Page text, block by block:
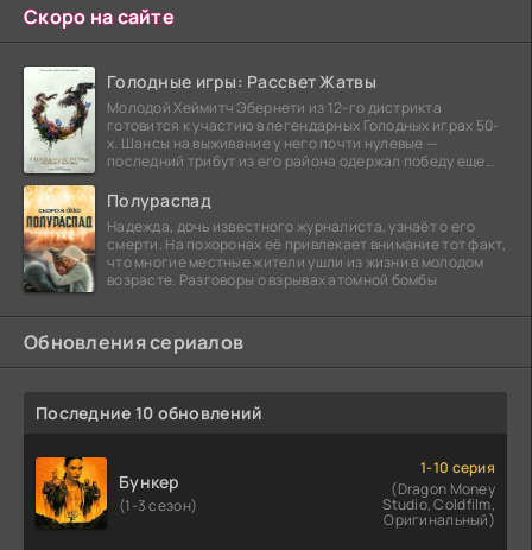
Скоро на сайте
Голодные игры: Рассвет Жатвы
Молодой Хеймитч Эбернети из 12-го дистрикта
готовится к участию в легендарных Голодных играх 50-
х. Шансы на выживание у него почти нулевые —
последний трибут из его района одержал победу еще
Полураспад
Надежда, дочь известного журналиста, узнаёт о его
смерти. На похоронах её привлекает внимание тот факт,
что многие местные жители ушли из жизни в молодом
возрасте. Разговоры о взрывах атомной бомбы
Обновления сериалов
Последние 10 обновлений
Бункер
(1-3 сезон)
1-10 серия
(Dragon Money
Studio, Coldfilm,
Оригинальный)